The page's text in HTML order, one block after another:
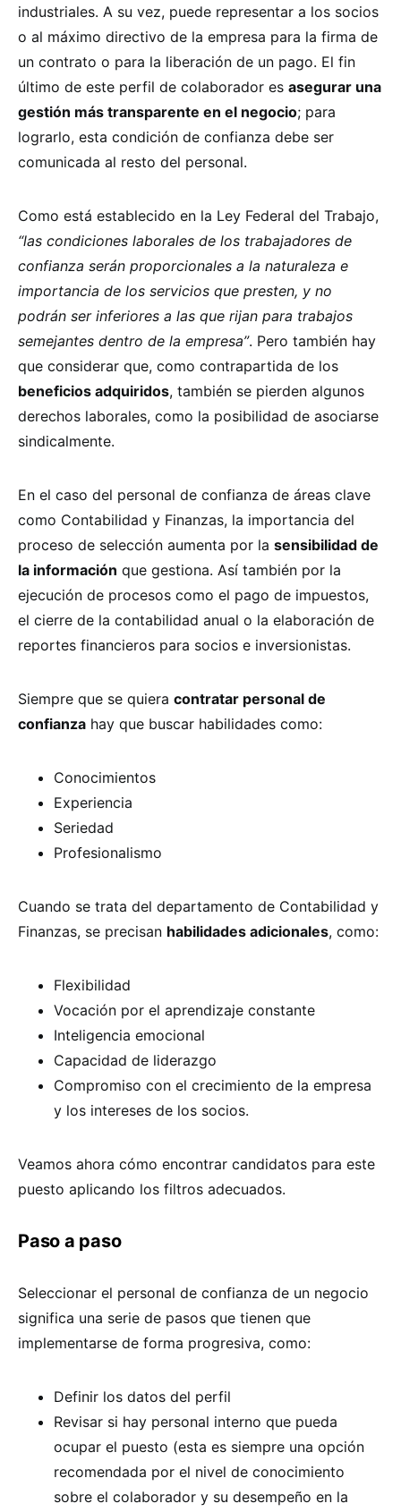
industriales. A su vez, puede representar a los socios
o al máximo directivo de la empresa para la firma de
un contrato o para la liberación de un pago. El fin
último de este perfil de colaborador es asegurar una
gestión más transparente en el negocio; para
lograrlo, esta condición de confianza debe ser
comunicada al resto del personal.
Como está establecido en la Ley Federal del Trabajo,
“las condiciones laborales de los trabajadores de
confianza serán proporcionales a la naturaleza e
importancia de los servicios que presten, y no
podrán ser inferiores a las que rijan para trabajos
semejantes dentro de la empresa”. Pero también hay
que considerar que, como contrapartida de los
beneficios adquiridos, también se pierden algunos
derechos laborales, como la posibilidad de asociarse
sindicalmente.
En el caso del personal de confianza de áreas clave
como Contabilidad y Finanzas, la importancia del
proceso de selección aumenta por la sensibilidad de
la información que gestiona. Así también por la
ejecución de procesos como el pago de impuestos,
el cierre de la contabilidad anual o la elaboración de
reportes financieros para socios e inversionistas.
Siempre que se quiera contratar personal de
confianza hay que buscar habilidades como:
Conocimientos
Experiencia
Seriedad
Profesionalismo
Cuando se trata del departamento de Contabilidad y
Finanzas, se precisan habilidades adicionales, como:
Flexibilidad
Vocación por el aprendizaje constante
Inteligencia emocional
Capacidad de liderazgo
Compromiso con el crecimiento de la empresa
y los intereses de los socios.
Veamos ahora cómo encontrar candidatos para este
puesto aplicando los filtros adecuados.
Paso a paso
Seleccionar el personal de confianza de un negocio
significa una serie de pasos que tienen que
implementarse de forma progresiva, como:
Definir los datos del perfil
Revisar si hay personal interno que pueda
ocupar el puesto (esta es siempre una opción
recomendada por el nivel de conocimiento
sobre el colaborador y su desempeño en la